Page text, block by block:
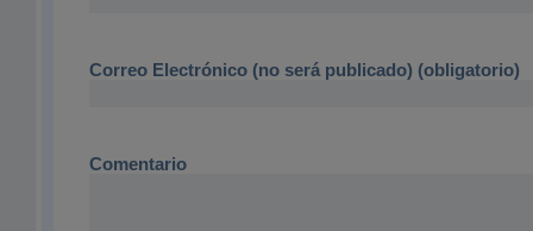
Correo Electrónico (no será publicado) (obligatorio)
Comentario